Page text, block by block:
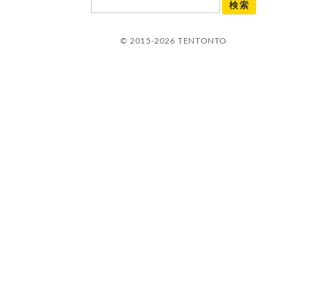
© 2015-2026 TENTONTO